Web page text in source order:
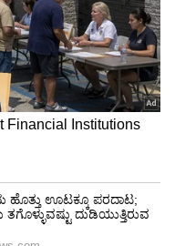
ಹಾಗೂ
ನೆಲೆಯನ್ನು